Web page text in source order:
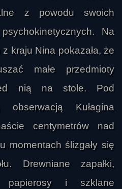
z powodu swoich
Na
kraju Nina pokazała, że
małe przedmioty
nią na stole. Pod
obserwacją Kułagina
centymetrów nad
momentach ślizgały się
Drewniane zapałki,
papierosy i szklane